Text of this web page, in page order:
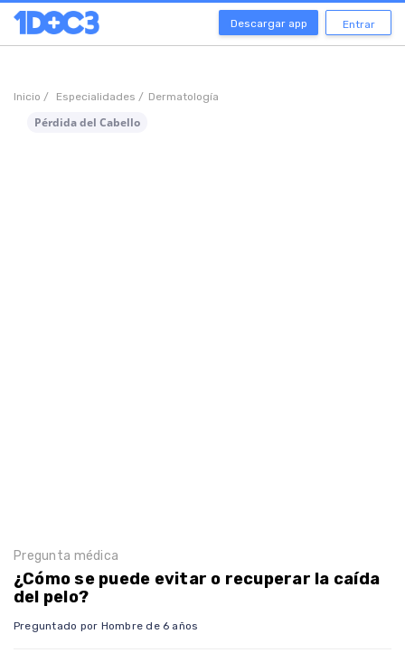
Descargar app Entrar
Inicio / Especialidades / Dermatología
Pérdida del Cabello
Pregunta médica
¿Cómo se puede evitar o recuperar la caída
del pelo?
Preguntado por Hombre de 6 años